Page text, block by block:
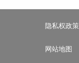
隐私权政策
网站地图